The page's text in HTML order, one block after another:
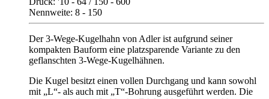
Nennweite: 8 - 150
Der 3-Wege-Kugelhahn von Adler ist aufgrund seiner
kompakten Bauform eine platzsparende Variante zu den
geflanschten 3-Wege-Kugelhähnen.
Die Kugel besitzt einen vollen Durchgang und kann sowohl
mit „L“- als auch mit „T“-Bohrung ausgeführt werden. Die